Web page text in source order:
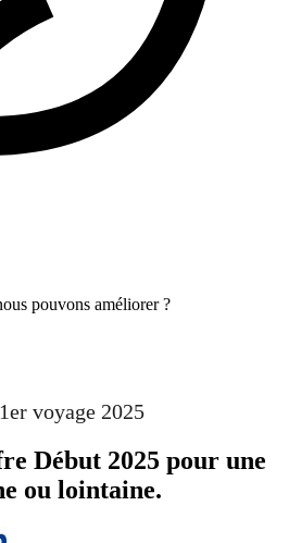
pouvons améliorer ?
voyage 2025
Début 2025 pour une
ou lointaine.